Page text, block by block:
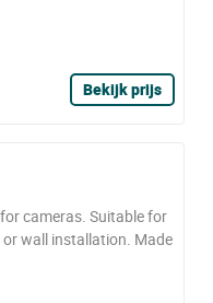
Bekijk prijs
cameras. Suitable for
wall installation. Made